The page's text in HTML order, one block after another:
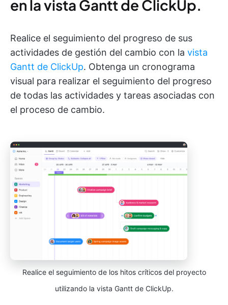
en la vista Gantt de ClickUp.
Realice el seguimiento del progreso de sus
actividades de gestión del cambio con la vista
Gantt de ClickUp. Obtenga un cronograma
visual para realizar el seguimiento del progreso
de todas las actividades y tareas asociadas con
el proceso de cambio.
Realice el seguimiento de los hitos críticos del proyecto
utilizando la vista Gantt de ClickUp.